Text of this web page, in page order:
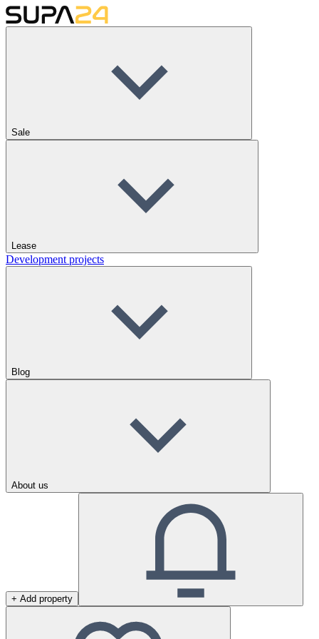
Sale
Lease
Development projects
Blog
About us
+ Add property